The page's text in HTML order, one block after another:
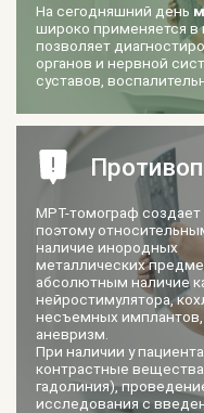
На сегодняшний день
широко применяется в
позволяет
органов и нервной
суставов,
MРТ-томограф
поэтому
наличие инородных
металлических
абсолютным наличие
нейростимулятора,
несъемных
аневризм.
При наличии у
контрастные
гадолиния),
исследования с